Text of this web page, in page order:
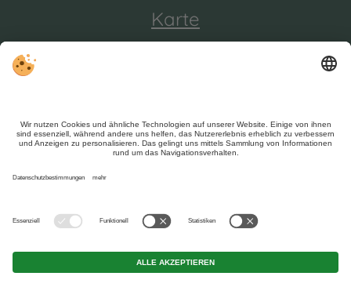
Karte
Trotz genauer Arbeit und ständigem Aktualisieren der
Gewähr für die Richtigkeit und Vollständigkeit aller
Informieren Sie sich sicherheitshalber nochmals beim
Sitemap | Impressum | Datenschutz | Individuelle Cookie-